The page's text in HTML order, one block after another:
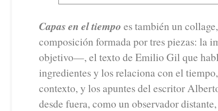
Capas en el tiempo es también un
composición formada por tres piezas: la
objetivo—, el texto de Emilio Gil que
ingredientes y los relaciona con el
contexto, y los apuntes del escritor
desde fuera, como un observador